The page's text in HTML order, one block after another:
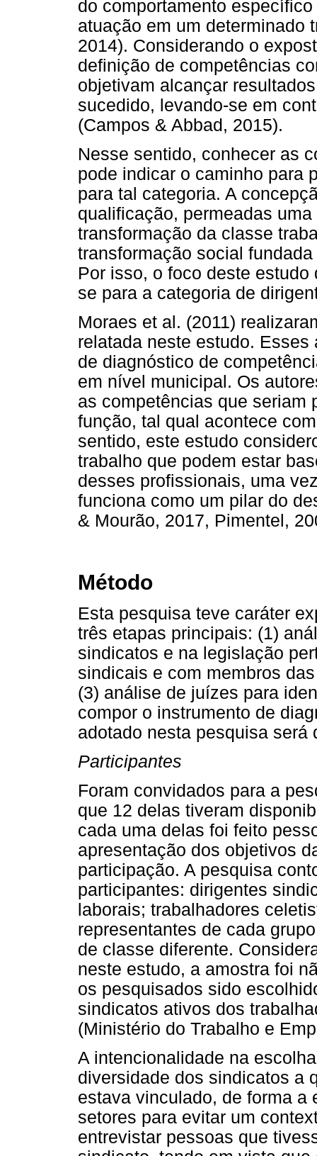
do comportamento
atuação em um determinado
2014). Considerando o
definição de competências
objetivam alcançar
sucedido, levando-se em
(Campos & Abbad, 2015).
Nesse sentido, conhecer as
pode indicar o caminho para
para tal categoria. A
qualificação, permeadas
transformação da classe
transformação social
Por isso, o foco deste
se para a categoria de
Moraes et al. (2011)
relatada neste estudo.
de diagnóstico de
em nível municipal. Os
as competências que seriam
função, tal qual acontece
sentido, este estudo
trabalho que podem estar
desses profissionais, uma
funciona como um pilar do
& Mourão, 2017, Pimentel,
Método
Esta pesquisa teve caráter
três etapas principais: (1)
sindicatos e na legislação
sindicais e com membros
(3) análise de juízes para
compor o instrumento de
adotado nesta pesquisa será
Participantes
Foram convidados para a
que 12 delas tiveram
cada uma delas foi feito
apresentação dos objetivos
participação. A pesquisa
participantes: dirigentes
laborais; trabalhadores
representantes de cada
de classe diferente.
neste estudo, a amostra foi
os pesquisados sido
sindicatos ativos dos
(Ministério do Trabalho e
A intencionalidade na
diversidade dos sindicatos a
estava vinculado, de forma a
setores para evitar um
entrevistar pessoas que